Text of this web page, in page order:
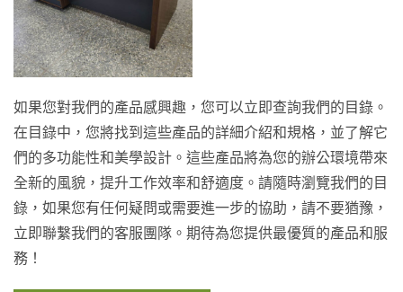
如果您對我們的產品感興趣，您可以立即查詢我們的目錄。
在目錄中，您將找到這些產品的詳細介紹和規格，並了解它
們的多功能性和美學設計。這些產品將為您的辦公環境帶來
全新的風貌，提升工作效率和舒適度。請隨時瀏覽我們的目
錄，如果您有任何疑問或需要進一步的協助，請不要猶豫，
立即聯繫我們的客服團隊。期待為您提供最優質的產品和服
務！